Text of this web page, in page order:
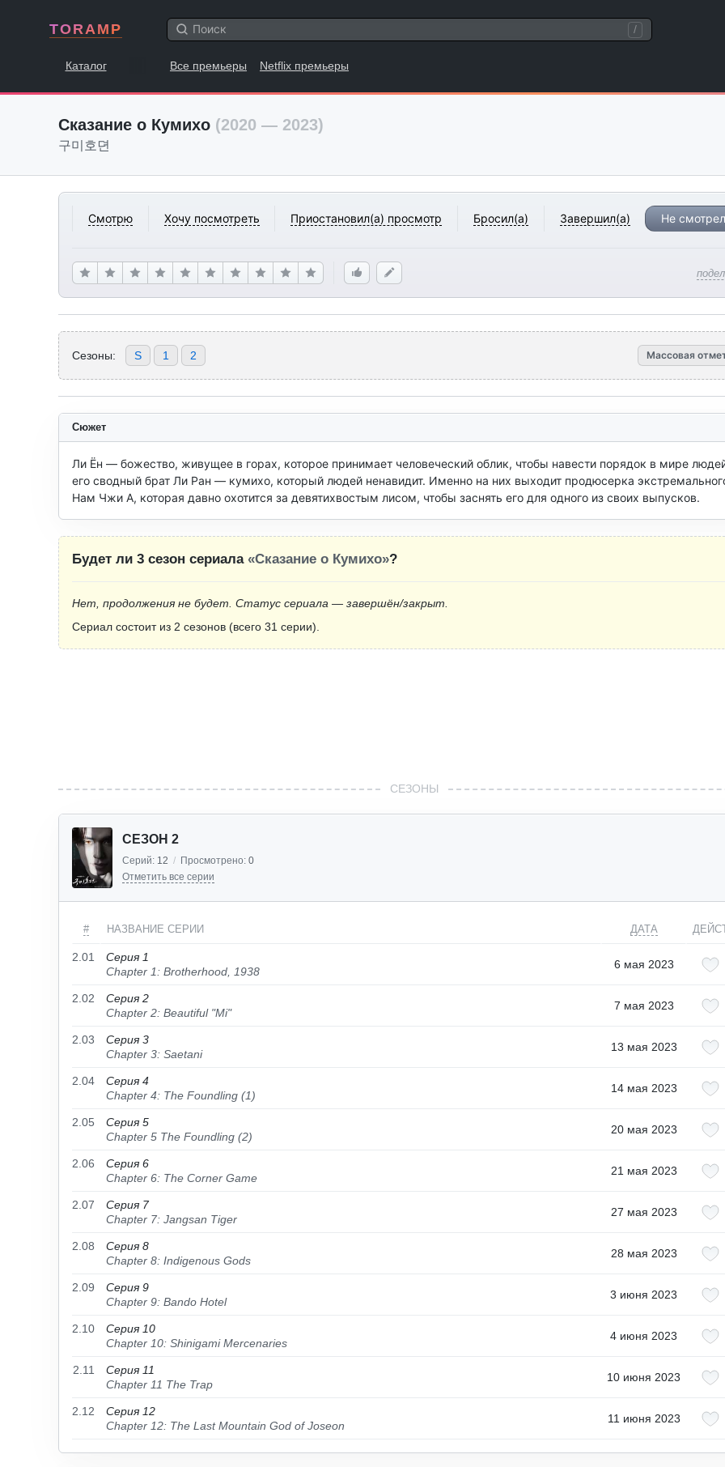
TORAMP /
Каталог Все премьеры Netflix премьеры
Сказание о Кумихо (2020 — 2023)
구미호뎐
Смотрю Хочу посмотреть Приостановил(а) просмотр Бросил(а) Завершил(а) Не
Сезоны: S 1 2 Массовая
Сюжет
Ли Ён — божество, живущее в горах, которое принимает человеческий облик, чтобы навести порядок в мире
его сводный брат Ли Ран — кумихо, который людей ненавидит. Именно на них выходит продюсерка
Нам Чжи А, которая давно охотится за девятихвостым лисом, чтобы заснять его для одного из своих выпусков.
Будет ли 3 сезон сериала «Сказание о Кумихо»?
Нет, продолжения не будет. Статус сериала — завершён/закрыт.
Сериал состоит из 2 сезонов (всего 31 серии).
СЕЗОНЫ
СЕЗОН 2
Серий: 12 / Просмотрено: 0
Отметить все серии
# НАЗВАНИЕ СЕРИИ ДАТА
2.01
Серия 1
Chapter 1: Brotherhood, 1938
6 мая 2023
2.02
Серия 2
Chapter 2: Beautiful "Mi"
7 мая 2023
2.03
Серия 3
Chapter 3: Saetani
13 мая 2023
2.04
Серия 4
Chapter 4: The Foundling (1)
14 мая 2023
2.05
Серия 5
Chapter 5 The Foundling (2)
20 мая 2023
2.06
Серия 6
Chapter 6: The Corner Game
21 мая 2023
2.07
Серия 7
Chapter 7: Jangsan Tiger
27 мая 2023
2.08
Серия 8
Chapter 8: Indigenous Gods
28 мая 2023
2.09
Серия 9
Chapter 9: Bando Hotel
3 июня 2023
2.10
Серия 10
Chapter 10: Shinigami Mercenaries
4 июня 2023
2.11
Серия 11
Chapter 11 The Trap
10 июня 2023
2.12
Серия 12
Chapter 12: The Last Mountain God of Joseon
11 июня 2023